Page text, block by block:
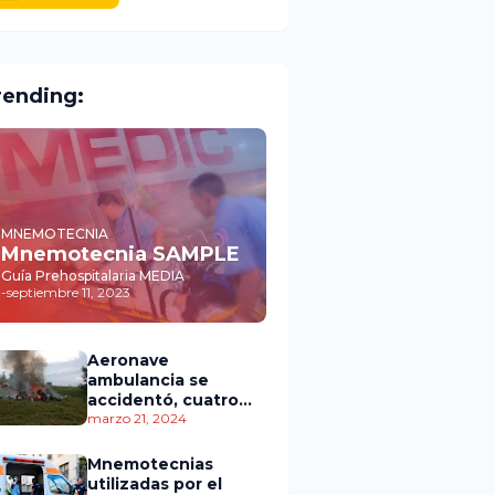
MNEMOTECNIA
Mnemotecnia SAMPLE
Guía Prehospitalaria MEDIA
-septiembre 11, 2023
Aeronave
ambulancia se
accidentó, cuatro
personas murieron
marzo 21, 2024
Mnemotecnias
utilizadas por el